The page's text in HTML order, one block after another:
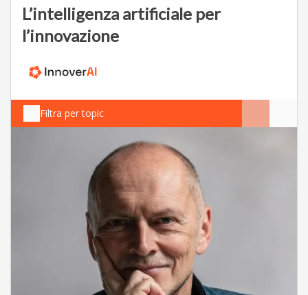
L’intelligenza artificiale per
l’innovazione
Filtra per topic